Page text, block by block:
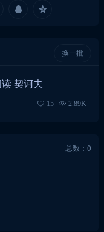
换一批
契诃夫
15 2.89K
总数：0